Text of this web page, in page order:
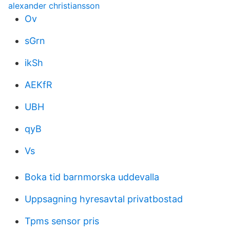
alexander christiansson
Ov
sGrn
ikSh
AEKfR
UBH
qyB
Vs
Boka tid barnmorska uddevalla
Uppsagning hyresavtal privatbostad
Tpms sensor pris